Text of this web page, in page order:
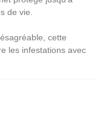
de vie.
cette
les infestations avec